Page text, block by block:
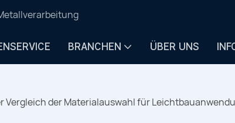
BRANCHEN ÜBER UNS
der Materialauswahl für